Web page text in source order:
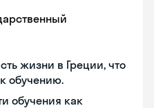
жизни в Греции, что
обучению.
обучения как